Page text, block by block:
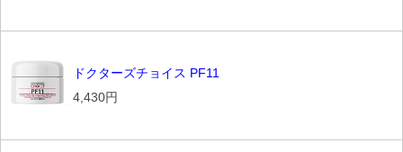
ドクターズチョイス PF11
4,430円